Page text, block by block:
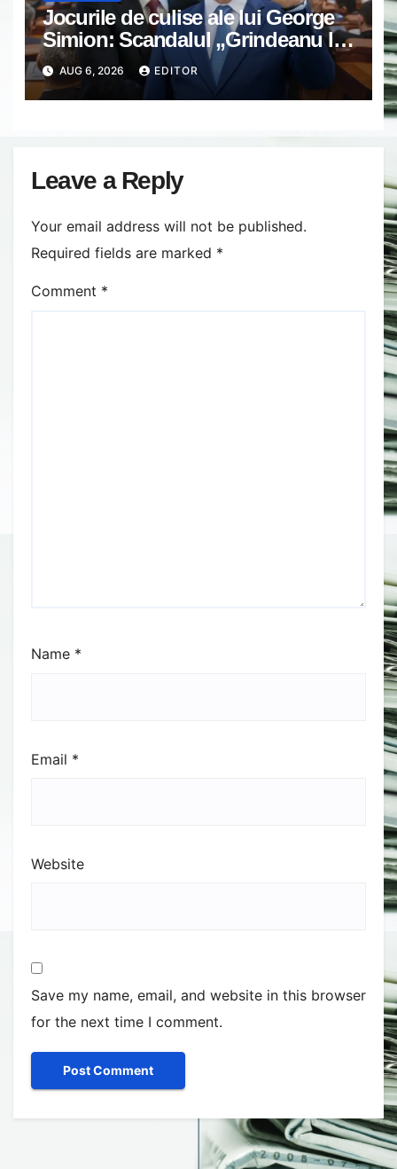
Jocurile de culise ale lui George
Simion: Scandalul „Grindeanu la
Timișoara” demonstrează că
liderul AUR este doar un
instrument al sistemului
AUG 6, 2026 EDITOR
Leave a Reply
Your email address will not be published.
Required fields are marked *
Comment *
Name *
Email *
Website
Save my name, email, and website in this browser
for the next time I comment.